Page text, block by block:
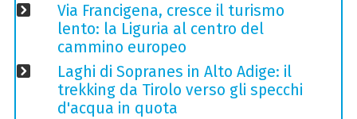
Via Francigena, cresce il turismo
lento: la Liguria al centro del
cammino europeo
Laghi di Sopranes in Alto Adige: il
trekking da Tirolo verso gli specchi
d'acqua in quota